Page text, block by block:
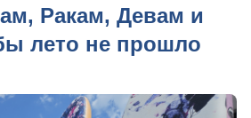
Ракам, Девам и
лето не прошло